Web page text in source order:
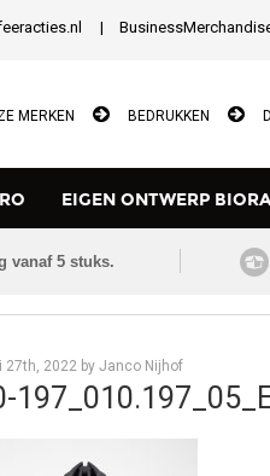
MERKEN BEDRUKKEN
EIGEN ONTWERP
vanaf 5 stuks.
27th, 2022 by Janco Nijhof